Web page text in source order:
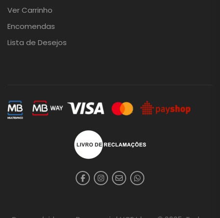
Ver Carrinho
Encomendas
Lista de Desejos